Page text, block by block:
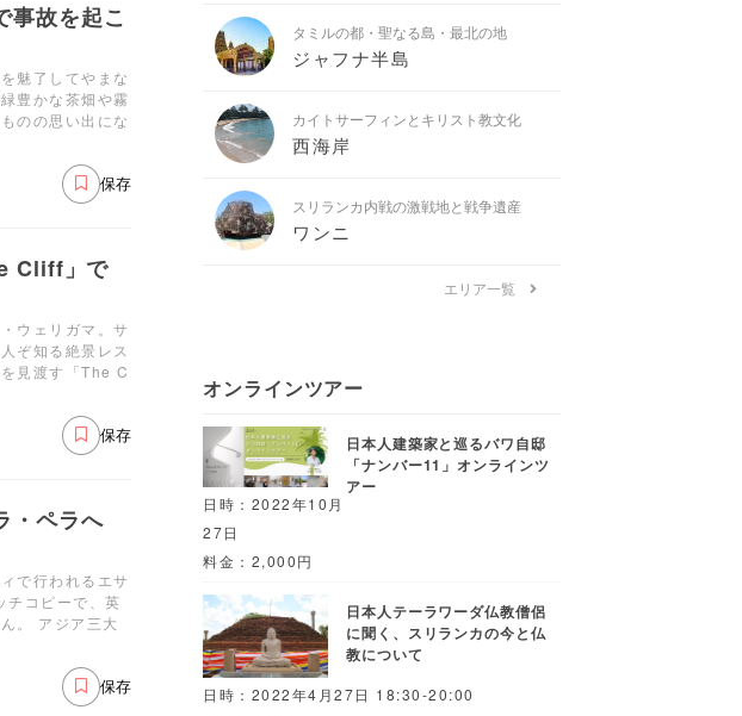
事故を起こ
魅了してやまな
豊かな茶畑や霧
のの思い出にな
保存
Cliff」で
ウェリガマ。サ
ぞ知る絶景レス
見渡す「The C
保存
・ペラへ
で行われるエサ
コピーで、英
。 アジア三大
保存
タミルの都・聖なる島・最北の地
ジャフナ半島
カイトサーフィンとキリスト教文化
西海岸
スリランカ内戦の激戦地と戦争遺産
ワンニ
エリア一覧
オンラインツアー
日本人建築家と巡るバワ自邸
「ナンバー11」オンラインツ
アー
日時：2022年10月
27日
料金：2,000円
日本人テーラワーダ仏教僧侶
に聞く、スリランカの今と仏
教について
日時：2022年4月27日 18:30-20:00